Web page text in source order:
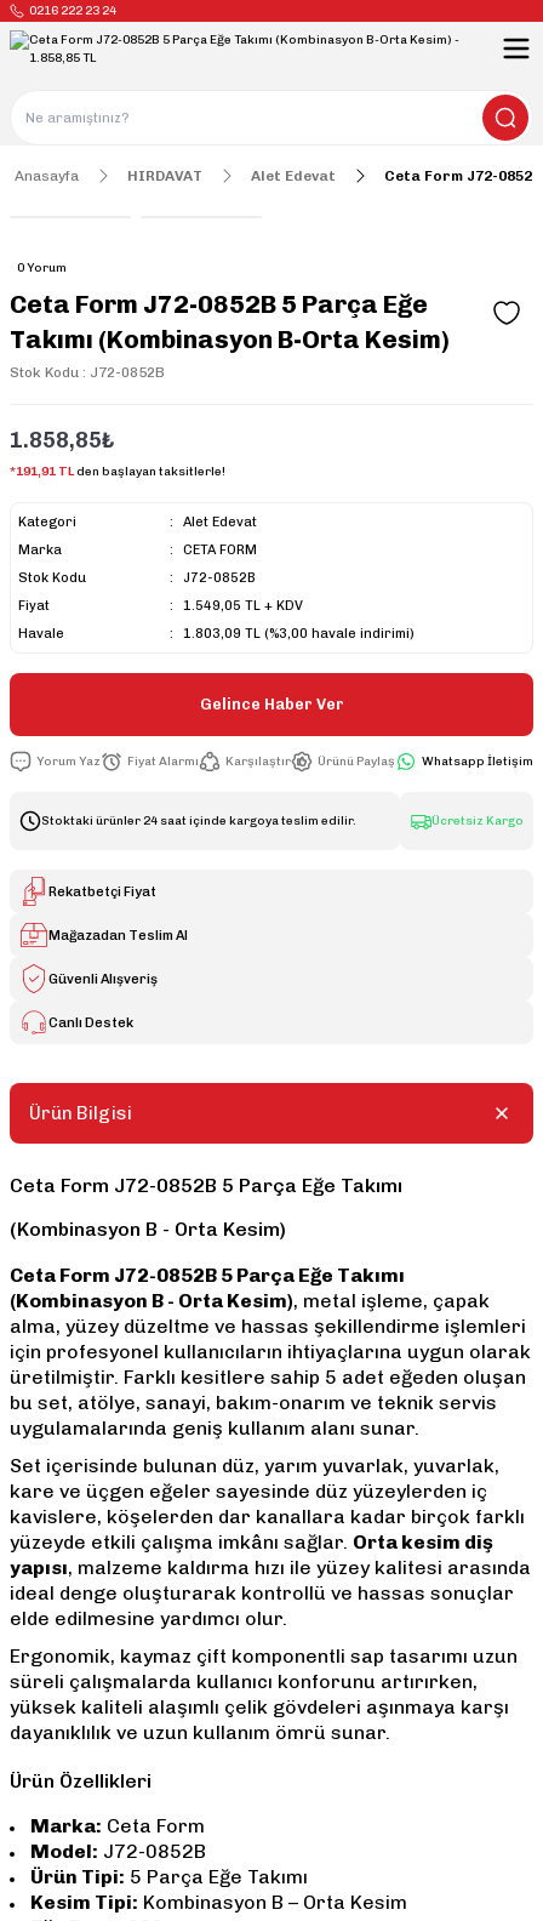
0216 222 23 24
Anasayfa HIRDAVAT Alet Edevat Ceta Form J72-
0 Yorum
Ceta Form J72-0852B 5 Parça Eğe
Takımı (Kombinasyon B-Orta Kesim)
Stok Kodu : J72-0852B
1.858,85₺
*191,91 TLden başlayan taksitlerle!
Kategori
Alet Edevat
Marka
CETA FORM
Stok Kodu
J72-0852B
Fiyat
1.549,05 TL + KDV
Havale
1.803,09 TL (%3,00 havale indirimi)
Gelince Haber Ver
Yorum Yaz Fiyat Alarmı Karşılaştır Ürünü Paylaş Whatsapp İletişim
Stoktaki ürünler 24 saat içinde kargoya teslim edilir. Ücretsiz Kargo
Rekatbetçi Fiyat
Mağazadan Teslim Al
Güvenli Alışveriş
Canlı Destek
Ürün Bilgisi
Ceta Form J72-0852B 5 Parça Eğe Takımı
(Kombinasyon B - Orta Kesim)
Ceta Form J72-0852B 5 Parça Eğe Takımı
(Kombinasyon B - Orta Kesim), metal işleme, çapak
alma, yüzey düzeltme ve hassas şekillendirme işlemleri
için profesyonel kullanıcıların ihtiyaçlarına uygun olarak
üretilmiştir. Farklı kesitlere sahip 5 adet eğeden oluşan
bu set, atölye, sanayi, bakım-onarım ve teknik servis
uygulamalarında geniş kullanım alanı sunar.
Set içerisinde bulunan düz, yarım yuvarlak, yuvarlak,
kare ve üçgen eğeler sayesinde düz yüzeylerden iç
kavislere, köşelerden dar kanallara kadar birçok farklı
yüzeyde etkili çalışma imkânı sağlar. Orta kesim diş
yapısı, malzeme kaldırma hızı ile yüzey kalitesi arasında
ideal denge oluşturarak kontrollü ve hassas sonuçlar
elde edilmesine yardımcı olur.
Ergonomik, kaymaz çift komponentli sap tasarımı uzun
süreli çalışmalarda kullanıcı konforunu artırırken,
yüksek kaliteli alaşımlı çelik gövdeleri aşınmaya karşı
dayanıklılık ve uzun kullanım ömrü sunar.
Ürün Özellikleri
Marka: Ceta Form
Model: J72-0852B
Ürün Tipi: 5 Parça Eğe Takımı
Kesim Tipi: Kombinasyon B – Orta Kesim